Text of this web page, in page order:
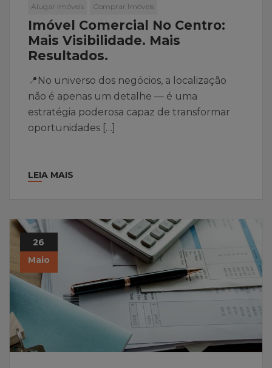
Alugar Imóveis Comprar Imóveis
Imóvel Comercial No Centro:
Mais Visibilidade. Mais
Resultados.
📍No universo dos negócios, a localização
não é apenas um detalhe — é uma
estratégia poderosa capaz de transformar
oportunidades […]
LEIA MAIS
26
Maio